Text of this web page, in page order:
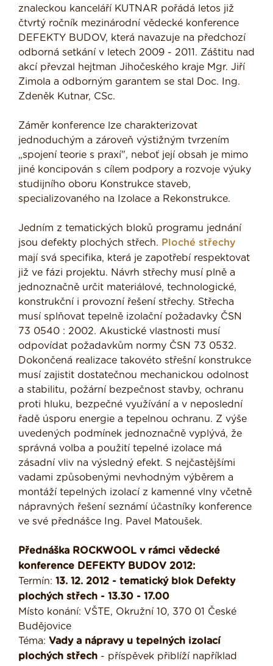
znaleckou kanceláří KUTNAR pořádá letos již
čtvrtý ročník mezinárodní vědecké konference
DEFEKTY BUDOV, která navazuje na předchozí
odborná setkání v letech 2009 - 2011. Záštitu nad
akcí převzal hejtman Jihočeského kraje Mgr. Jiří
Zimola a odborným garantem se stal Doc. Ing.
Zdeněk Kutnar, CSc.
Záměr konference lze charakterizovat
jednoduchým a zároveň výstižným tvrzením
„spojení teorie s praxí", neboť její obsah je mimo
jiné koncipován s cílem podpory a rozvoje výuky
studijního oboru Konstrukce staveb,
specializovaného na Izolace a Rekonstrukce.
Jedním z tematických bloků programu jednání
jsou defekty plochých střech. Ploché střechy
mají svá specifika, která je zapotřebí respektovat
již ve fázi projektu. Návrh střechy musí plně a
jednoznačně určit materiálové, technologické,
konstrukční i provozní řešení střechy. Střecha
musí splňovat tepelně izolační požadavky ČSN
73 0540 : 2002. Akustické vlastnosti musí
odpovídat požadavkům normy ČSN 73 0532.
Dokončená realizace takovéto střešní konstrukce
musí zajistit dostatečnou mechanickou odolnost
a stabilitu, požární bezpečnost stavby, ochranu
proti hluku, bezpečné využívání a v neposlední
řadě úsporu energie a tepelnou ochranu. Z výše
uvedených podmínek jednoznačně vyplývá, že
správná volba a použití tepelné izolace má
zásadní vliv na výsledný efekt. S nejčastějšími
vadami způsobenými nevhodným výběrem a
montáží tepelných izolací z kamenné vlny včetně
nápravných řešení seznámí účastníky konference
ve své přednášce Ing. Pavel Matoušek.
Přednáška ROCKWOOL v rámci vědecké
konference DEFEKTY BUDOV 2012:
Termín: 13. 12. 2012 - tematický blok Defekty
plochých střech - 13.30 - 17.00
Místo konání: VŠTE, Okružní 10, 370 01 České
Budějovice
Téma: Vady a nápravy u tepelných izolací
plochých střech - příspěvek přiblíží například